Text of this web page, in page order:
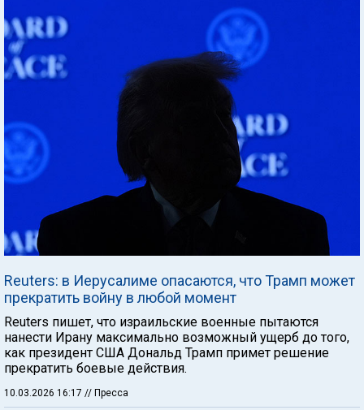
Reuters: в Иерусалиме опасаются, что Трамп может
прекратить войну в любой момент
Reuters пишет, что израильские военные пытаются
нанести Ирану максимально возможный ущерб до того,
как президент США Дональд Трамп примет решение
прекратить боевые действия.
10.03.2026 16:17 // Пресса